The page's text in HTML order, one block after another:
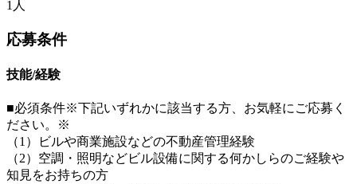
1人
応募条件
技能/経験
■必須条件※下記いずれかに該当する方、お気軽にご応募く
ださい。※
（1）ビルや商業施設などの不動産管理経験
（2）空調・照明などビル設備に関する何かしらのご経験や
知見をお持ちの方